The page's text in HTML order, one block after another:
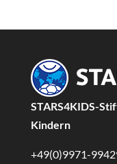
STARS4KIDS-
Kindern
+49(0)9971-